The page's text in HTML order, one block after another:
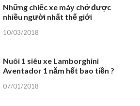
Những chiếc xe máy chở được
nhiều người nhất thế giới
10/03/2018
Nuôi 1 siêu xe Lamborghini
Aventador 1 năm hết bao tiền ?
07/01/2018